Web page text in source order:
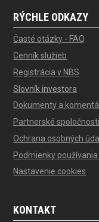
RÝCHLE ODKAZY
Časté otázky - FAQ
Cenník služieb
Registrácia v NBS
Slovník investora
Dokumenty a
Partnerské spoločnosti
Ochrana osobných
Podmienky
Nastavenie cookies
KONTAKT